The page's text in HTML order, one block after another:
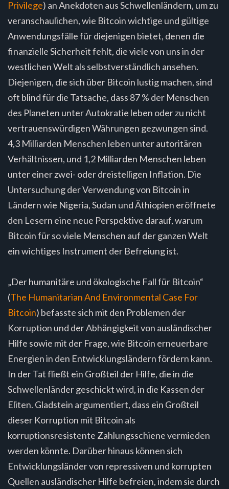
Privilege) an Anekdoten aus Schwellenländern, um zu
veranschaulichen, wie Bitcoin wichtige und gültige
Anwendungsfälle für diejenigen bietet, denen die
finanzielle Sicherheit fehlt, die viele von uns in der
westlichen Welt als selbstverständlich ansehen.
Diejenigen, die sich über Bitcoin lustig machen, sind
oft blind für die Tatsache, dass 87 % der Menschen
des Planeten unter Autokratie leben oder zu nicht
vertrauenswürdigen Währungen gezwungen sind.
4,3 Milliarden Menschen leben unter autoritären
Verhältnissen, und 1,2 Milliarden Menschen leben
unter einer zwei- oder dreistelligen Inflation. Die
Untersuchung der Verwendung von Bitcoin in
Ländern wie Nigeria, Sudan und Äthiopien eröffnete
den Lesern eine neue Perspektive darauf, warum
Bitcoin für so viele Menschen auf der ganzen Welt
ein wichtiges Instrument der Befreiung ist.
„Der humanitäre und ökologische Fall für Bitcoin“
(The Humanitarian And Environmental Case For
Bitcoin) befasste sich mit den Problemen der
Korruption und der Abhängigkeit von ausländischer
Hilfe sowie mit der Frage, wie Bitcoin erneuerbare
Energien in den Entwicklungsländern fördern kann.
In der Tat fließt ein Großteil der Hilfe, die in die
Schwellenländer geschickt wird, in die Kassen der
Eliten. Gladstein argumentiert, dass ein Großteil
dieser Korruption mit Bitcoin als
korruptionsresistente Zahlungsschiene vermieden
werden könnte. Darüber hinaus können sich
Entwicklungsländer von repressiven und korrupten
Quellen ausländischer Hilfe befreien, indem sie durch